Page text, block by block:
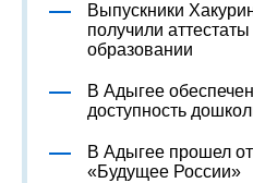
Выпускники
получили
образовании
В Адыгее
доступность
В Адыгее прошел
«Будущее России»